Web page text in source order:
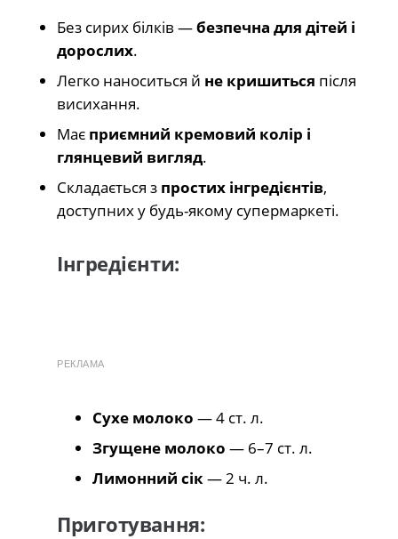
Без сирих білків —безпечна для дітей і
дорослих.
Легко наноситься й не кришиться після
висихання.
Має приємний кремовий колір і
глянцевий вигляд.
Складається з простих інгредієнтів,
доступних у будь-якому супермаркеті.
Інгредієнти:
РЕКЛАМА
Сухе молоко — 4 ст. л.
Згущене молоко — 6–7 ст. л.
Лимонний сік— 2 ч. л.
Приготування: